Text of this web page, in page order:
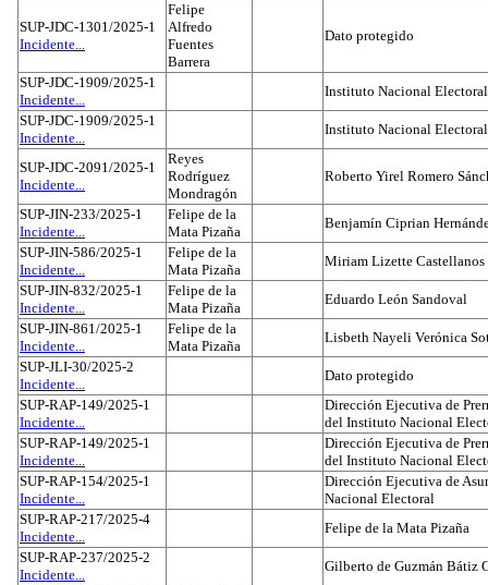
SUP-JDC-1301/2025-1
Incidente...
Felipe
Alfredo
Fuentes
Barrera
Dato protegido
SUP-JDC-1909/2025-1
Incidente...
Instituto Nacional Electoral
SUP-JDC-1909/2025-1
Incidente...
Instituto Nacional Electoral
SUP-JDC-2091/2025-1
Incidente...
Reyes
Rodríguez
Mondragón
Roberto Yirel Romero
SUP-JIN-233/2025-1
Incidente...
Felipe de la
Mata Pizaña
Benjamín Ciprian
SUP-JIN-586/2025-1
Incidente...
Felipe de la
Mata Pizaña
Miriam Lizette Castellanos
SUP-JIN-832/2025-1
Incidente...
Felipe de la
Mata Pizaña
Eduardo León Sandoval
SUP-JIN-861/2025-1
Incidente...
Felipe de la
Mata Pizaña
Lisbeth Nayeli Verónica
SUP-JLI-30/2025-2
Incidente...
Dato protegido
SUP-RAP-149/2025-1
Incidente...
Dirección Ejecutiva de
del Instituto Nacional
SUP-RAP-149/2025-1
Incidente...
Dirección Ejecutiva de
del Instituto Nacional
SUP-RAP-154/2025-1
Incidente...
Dirección Ejecutiva de
Nacional Electoral
SUP-RAP-217/2025-4
Incidente...
Felipe de la Mata Pizaña
SUP-RAP-237/2025-2
Incidente...
Gilberto de Guzmán Bátiz